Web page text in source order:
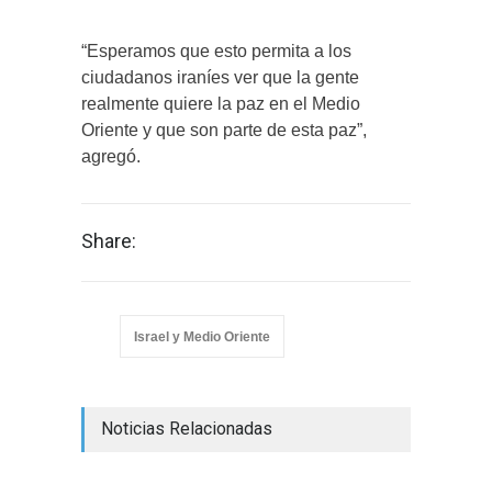
“Esperamos que esto permita a los
ciudadanos iraníes ver que la gente
realmente quiere la paz en el Medio
Oriente y que son parte de esta paz”,
agregó.
Share:
Israel y Medio Oriente
Noticias Relacionadas